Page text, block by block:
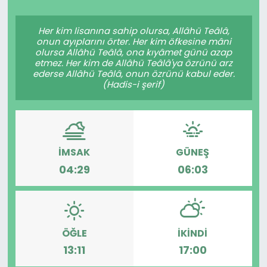
Her kim lisanına sahip olursa, Allâhü Teâlâ,
onun ayıplarını örter. Her kim öfkesine mâni
olursa Allâhü Teâlâ, ona kıyâmet günü azap
etmez. Her kim de Allâhü Teâlâ'ya özrünü arz
ederse Allâhü Teâlâ, onun özrünü kabul eder.
(Hadis-i şerif)
İMSAK
04:29
GÜNEŞ
06:03
ÖĞLE
13:11
İKINDI
17:00
Teknoloji
Yaşam
Gizlilik Sözleşmesi
İletişim